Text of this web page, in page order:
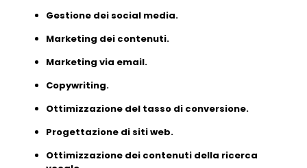
Gestione dei social media.
Marketing dei contenuti.
Marketing via email.
Copywriting.
Ottimizzazione del tasso di conversione.
Progettazione di siti web.
Ottimizzazione dei contenuti della ricerca